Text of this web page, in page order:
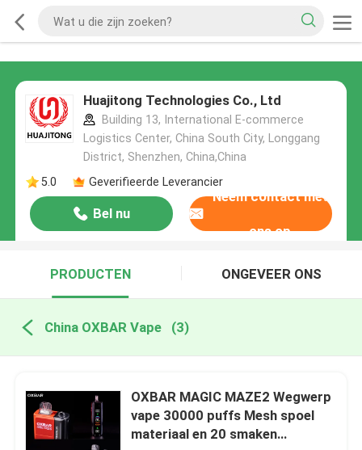
Huajitong Technologies Co., Ltd
Building 13, International E-commerce
Logistics Center, China South City, Longgang
District, Shenzhen, China,China
5.0
Geverifieerde Leverancier
Bel nu
Neem contact met
ons op
PRODUCTEN ONGEVEER ONS
China OXBAR Vape (3)
OXBAR MAGIC MAZE2 Wegwerp
vape 30000 puffs Mesh spoel
materiaal en 20 smaken